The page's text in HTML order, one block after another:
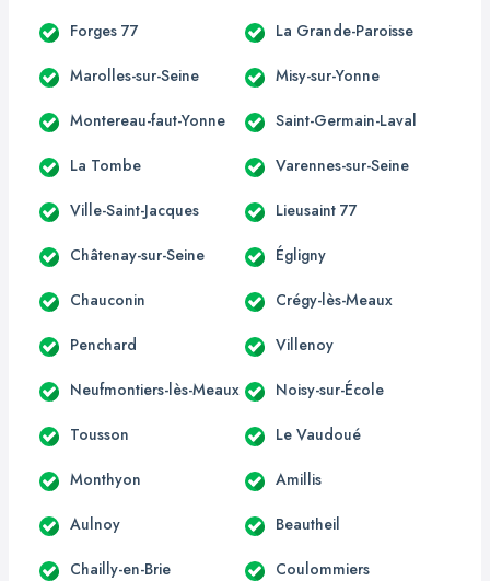
Forges 77 La Grande-Paroisse
Marolles-sur-Seine Misy-sur-Yonne
Montereau-faut-Yonne Saint-Germain-Laval
La Tombe Varennes-sur-Seine
Ville-Saint-Jacques Lieusaint 77
Châtenay-sur-Seine Égligny
Chauconin Crégy-lès-Meaux
Penchard Villenoy
Neufmontiers-lès-Meaux Noisy-sur-École
Tousson Le Vaudoué
Monthyon Amillis
Aulnoy Beautheil
Chailly-en-Brie Coulommiers